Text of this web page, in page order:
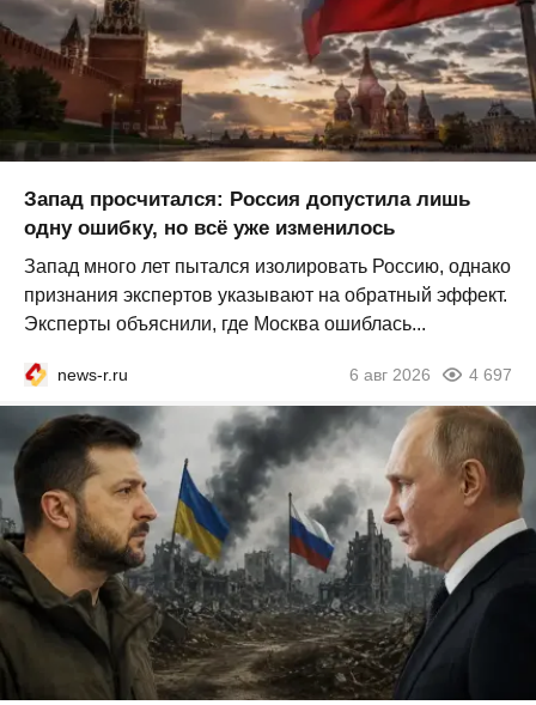
Запад просчитался: Россия допустила лишь
одну ошибку, но всё уже изменилось
Запад много лет пытался изолировать Россию, однако
признания экспертов указывают на обратный эффект.
Эксперты объяснили, где Москва ошиблась...
news-r.ru 6 авг 2026 4 697